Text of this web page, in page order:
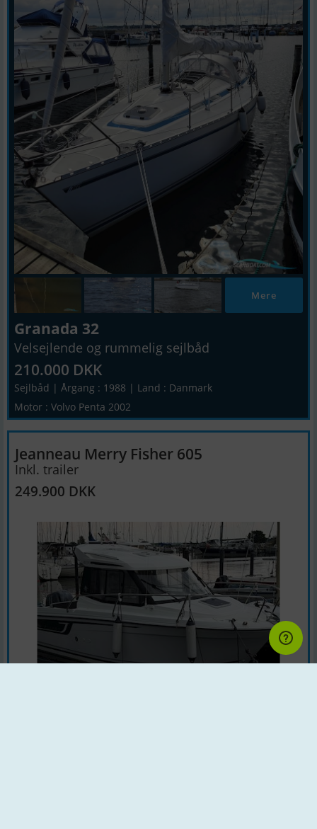
Mere
Granada 32
Velsejlende og rummelig sejlbåd
210.000 DKK
Sejlbåd | Årgang : 1988 | Land : Danmark
Motor : Volvo Penta 2002
Jeanneau Merry Fisher 605
Inkl. trailer
249.900 DKK